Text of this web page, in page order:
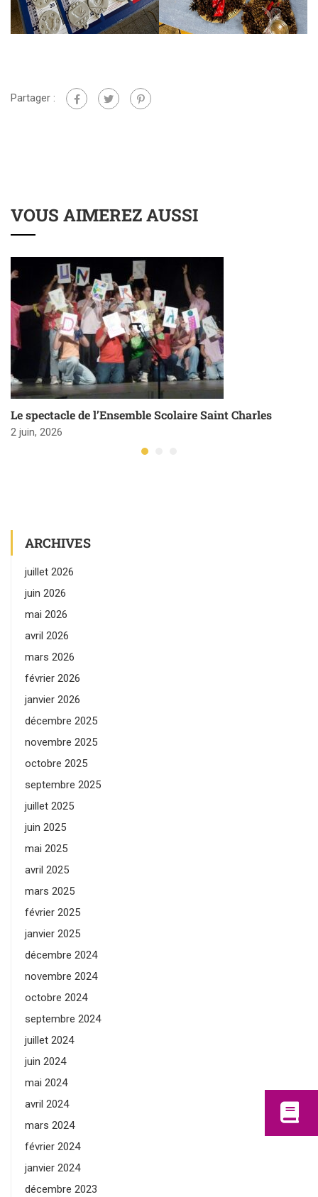
Partager :
VOUS AIMEREZ AUSSI
Le spectacle de l’Ensemble Scolaire Saint Charles
2 juin, 2026
ARCHIVES
juillet 2026
juin 2026
mai 2026
avril 2026
mars 2026
février 2026
janvier 2026
décembre 2025
novembre 2025
octobre 2025
septembre 2025
juillet 2025
juin 2025
mai 2025
avril 2025
mars 2025
février 2025
janvier 2025
décembre 2024
novembre 2024
octobre 2024
septembre 2024
juillet 2024
juin 2024
mai 2024
avril 2024
mars 2024
février 2024
janvier 2024
décembre 2023